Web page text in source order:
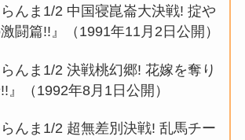
んま1/2 中国寝崑崙大決戦! 掟や
闘篇!!』（1991年11月2日公開）
んま1/2 決戦桃幻郷! 花嫁を奪り
』（1992年8月1日公開）
んま1/2 超無差別決戦! 乱馬チー